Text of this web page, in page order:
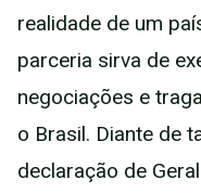
realidade de um
parceria sirva de
negociações e
o Brasil. Diante de
declaração de